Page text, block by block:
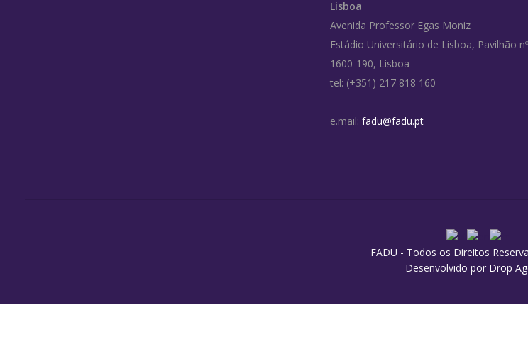
Lisboa
Avenida Professor Egas Moniz
Estádio Universitário de Lisboa, Pavilhão
1600-190, Lisboa
tel: (+351) 217 818 160
e.mail: fadu@fadu.pt
FADU - Todos os Direitos
Desenvolvido por Drop